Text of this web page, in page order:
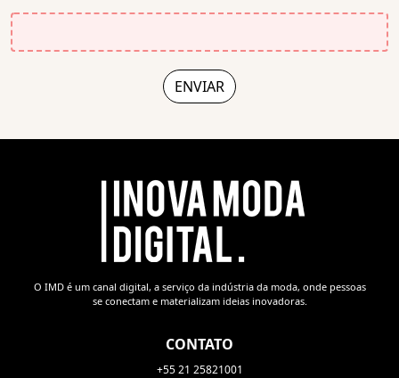
O IMD é um canal digital, a serviço da indústria da moda, onde pessoas
se conectam e materializam ideias inovadoras.
CONTATO
+55 21 25821001